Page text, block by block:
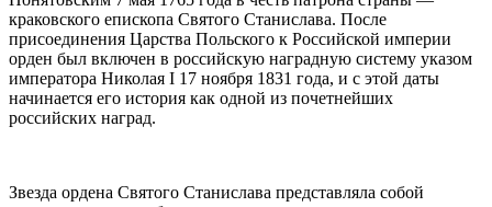
краковского епископа Святого Станислава. После
присоединения Царства Польского к Российской империи
орден был включен в российскую наградную систему указом
императора Николая I 17 ноября 1831 года, и с этой даты
начинается его история как одной из почетнейших
российских наград.
Звезда ордена Святого Станислава представляла собой